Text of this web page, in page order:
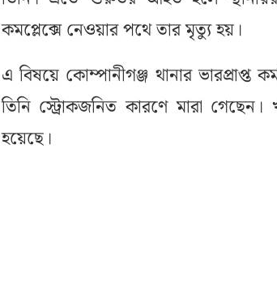
কমপ্লেক্সে নেওয়ার পথে তার মৃত্যু হয়।
এ বিষয়ে কোম্পানীগঞ্জ থানার
তিনি স্ট্রোকজনিত কারণে মারা
হয়েছে।